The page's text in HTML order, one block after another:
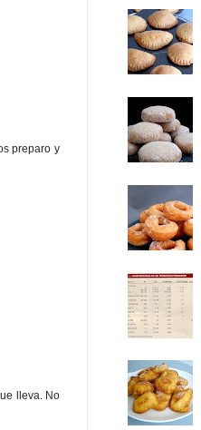
preparo y
lleva. No